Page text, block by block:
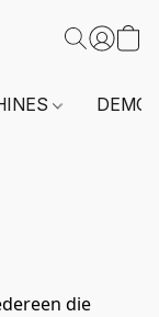
DEMO
die